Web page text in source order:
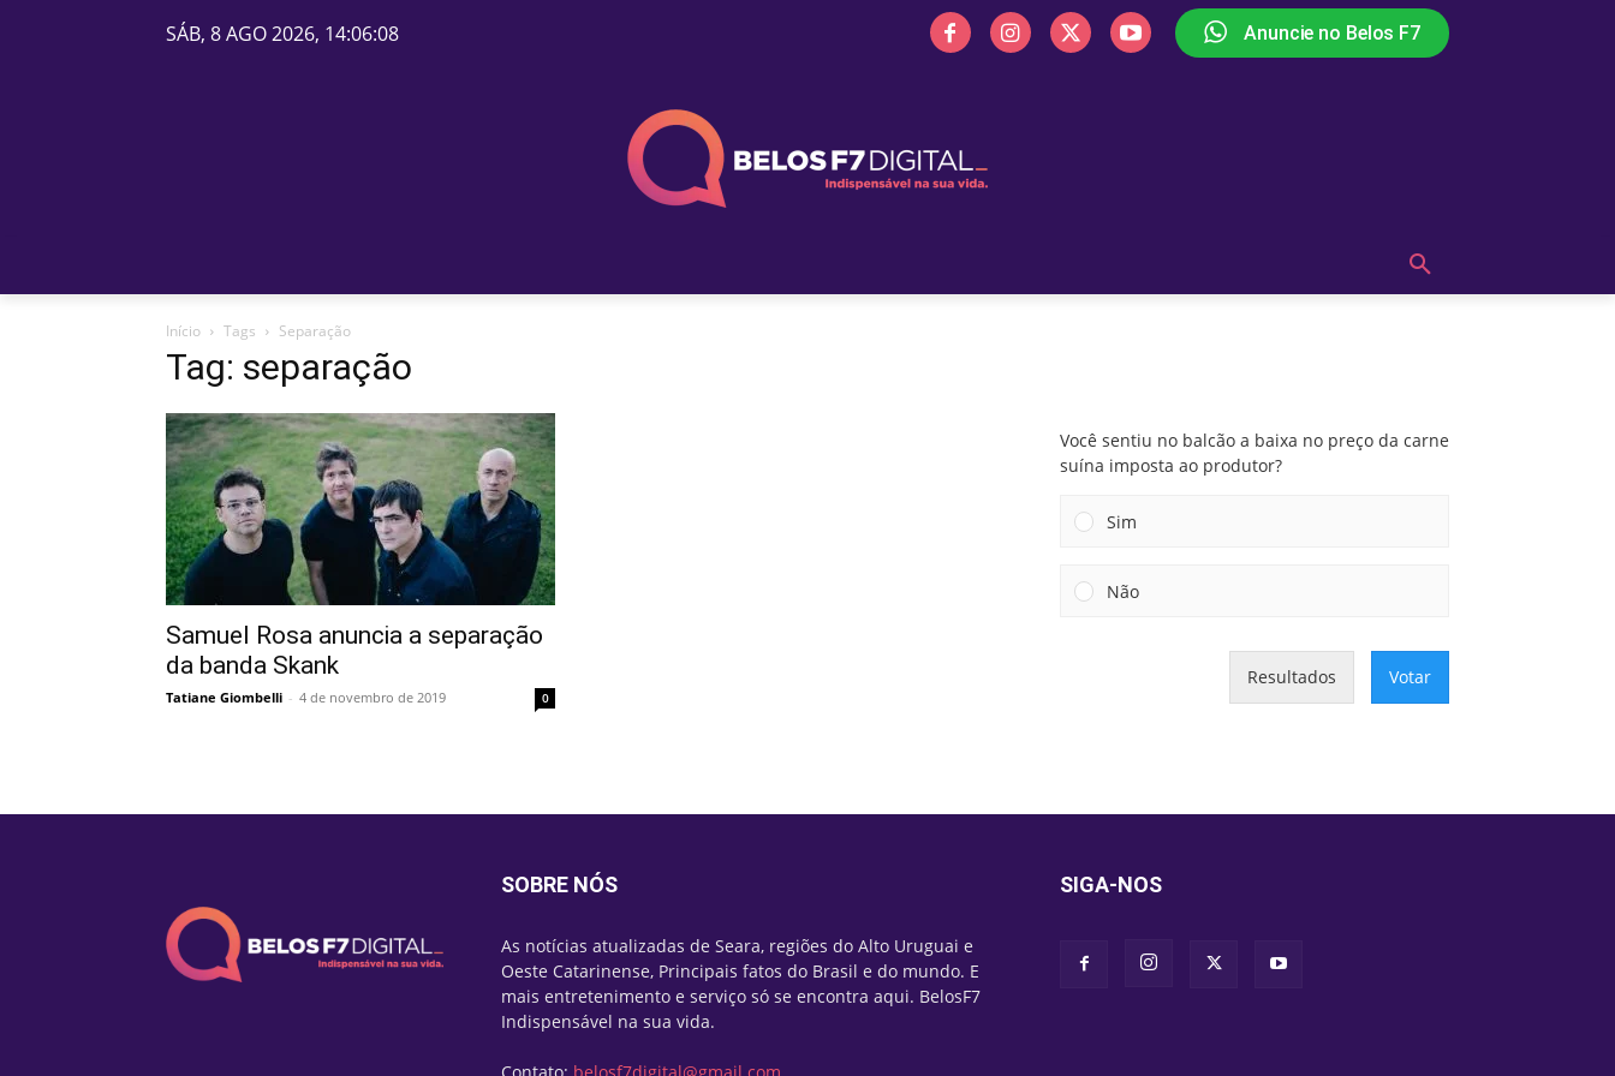
SÁB, 8 AGO 2026, 14:06:08 Anuncie no Belos F7
Início Tags Separação
Tag: separação
Samuel Rosa anuncia a separação
da banda Skank
Tatiane Giombelli - 4 de novembro de 2019 0
Você sentiu no balcão a baixa no preço da carne
suína imposta ao produtor?
Sim
Não
Resultados Votar
SOBRE NÓS
As notícias atualizadas de Seara, regiões do Alto Uruguai e
Oeste Catarinense, Principais fatos do Brasil e do mundo. E
mais entretenimento e serviço só se encontra aqui. BelosF7
Indispensável na sua vida.
SIGA-NOS